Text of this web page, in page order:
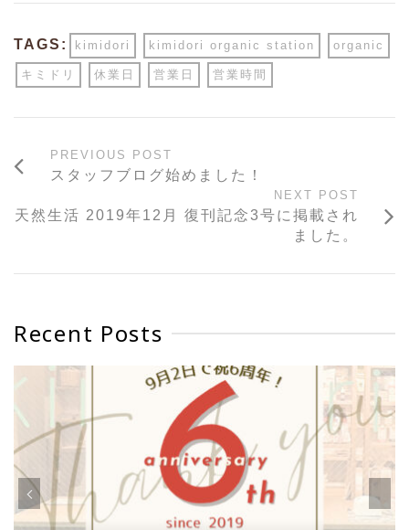
TAGS: kimidori kimidori organic station organic
キミドリ 休業日 営業日 営業時間
PREVIOUS POST
スタッフブログ始めました！
NEXT POST
天然生活 2019年12月 復刊記念3号に掲載され
ました。
Recent Posts